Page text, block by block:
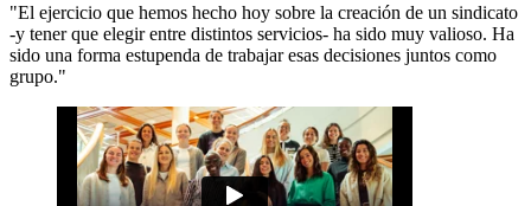
"El ejercicio que hemos hecho hoy sobre la creación de un sindicato
-y tener que elegir entre distintos servicios- ha sido muy valioso. Ha
sido una forma estupenda de trabajar esas decisiones juntos como
grupo."